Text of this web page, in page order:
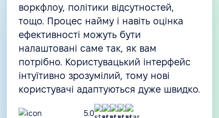
воркфлоу, політики відсутностей,
тощо. Процес найму і навіть оцінка
ефективності можуть бути
налаштовані саме так, як вам
потрібно. Користувацький інтерфейс
інтуїтивно зрозумілий, тому нові
користувачі адаптуються дуже швидко.
5.0